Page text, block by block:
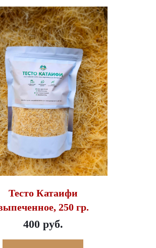
Тесто Катаифи
250 гр.
400 руб.